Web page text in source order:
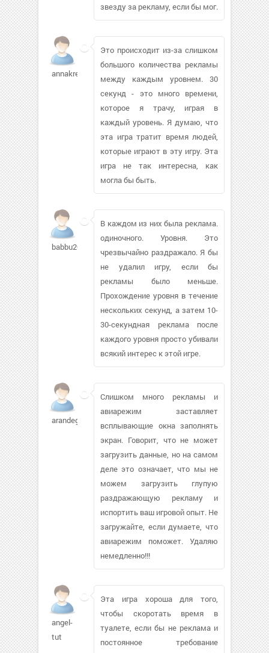
звезду за рекламу, если бы мог.
annakren
Это происходит из-за слишком
большого количества рекламы
между каждым уровнем. 30
секунд - это много времени,
которое я трачу, играя в
каждый уровень. Я думаю, что
эта игра тратит время людей,
которые играют в эту игру. Эта
игра не так интересна, как
могла бы быть.
babbu209
В каждом из них была реклама.
одиночного. Уровня. Это
чрезвычайно раздражало. Я бы
не удалил игру, если бы
рекламы было меньше.
Прохождение уровня в течение
нескольких секунд, а затем 10-
30-секундная реклама после
каждого уровня просто убивали
всякий интерес к этой игре.
arandegon562
Слишком много рекламы и
авиарежим заставляет
всплывающие окна заполнять
экран. Говорит, что не может
загрузить данные, но на самом
деле это означает, что мы не
можем загрузить глупую
раздражающую рекламу и
испортить ваш игровой опыт. Не
загружайте, если думаете, что
авиарежим поможет. Удаляю
немедленно!!!
angel-
tut
Эта игра хороша для того,
чтобы скоротать время в
туалете, если бы не реклама и
постоянное требование